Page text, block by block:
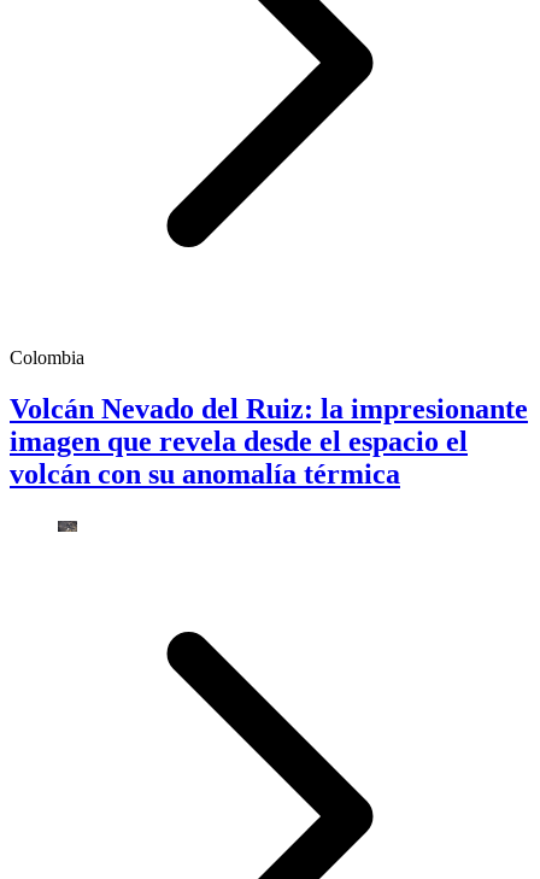
Colombia
Volcán Nevado del Ruiz: la impresionante
imagen que revela desde el espacio el
volcán con su anomalía térmica